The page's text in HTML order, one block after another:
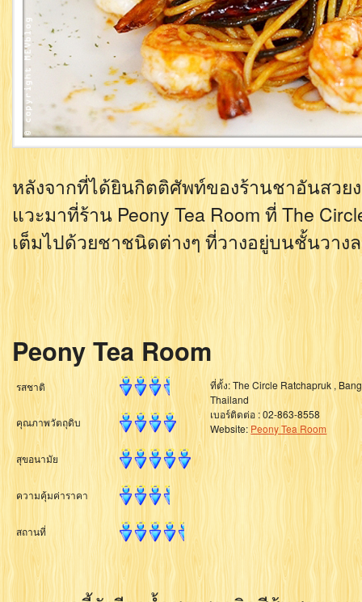
หลังจากที่ได้ยินกิตติศัพท์ของร้านชาอันสวย
แวะมาที่ร้าน Peony Tea Room ที่ The
เต็มไปด้วยชาชนิดต่างๆ ที่วางอยู่บนชั้นวา
Peony Tea Room
รสชาติ
ที่ตั้ง: The Circle Ratchapruk ,
Thailand
เบอร์ติดต่อ : 02-863-8558
Website: Peony Tea Room
คุณภาพวัตถุดิบ
สุขอนามัย
ความคุ้มค่าราคา
สถานที่